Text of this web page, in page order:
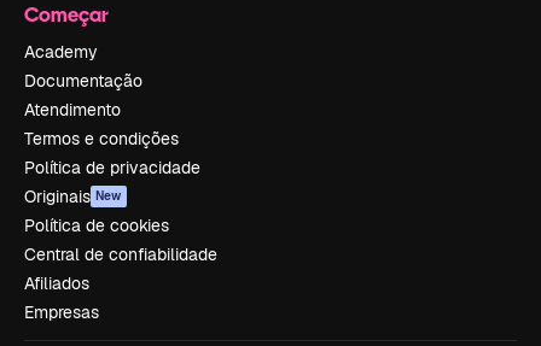
Começar
Academy
Documentação
Atendimento
Termos e condições
Política de privacidade
Originais New
Política de cookies
Central de confiabilidade
Afiliados
Empresas